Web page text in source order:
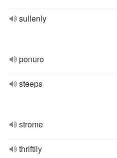
sullenly
ponuro
steeps
strome
thriftily